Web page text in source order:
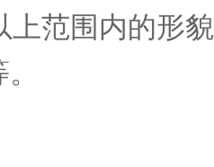
范围内的形